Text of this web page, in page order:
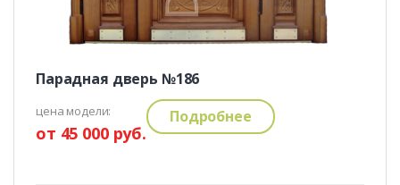
Парадная дверь №186
цена модели:
от 45 000 руб.
Подробнее